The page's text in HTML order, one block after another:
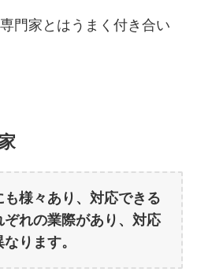
門家とはうまく付き合い
様々あり、対応できる
ぞれの業際があり、対応
ります。